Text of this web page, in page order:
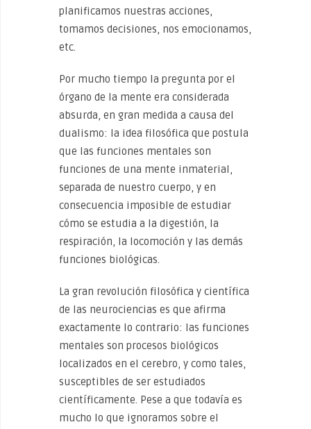
planificamos nuestras acciones,
tomamos decisiones, nos emocionamos,
etc.
Por mucho tiempo la pregunta por el
órgano de la mente era considerada
absurda, en gran medida a causa del
dualismo: la idea filosófica que postula
que las funciones mentales son
funciones de una mente inmaterial,
separada de nuestro cuerpo, y en
consecuencia imposible de estudiar
cómo se estudia a la digestión, la
respiración, la locomoción y las demás
funciones biológicas.
La gran revolución filosófica y científica
de las neurociencias es que afirma
exactamente lo contrario: las funciones
mentales son procesos biológicos
localizados en el cerebro, y como tales,
susceptibles de ser estudiados
científicamente. Pese a que todavía es
mucho lo que ignoramos sobre el